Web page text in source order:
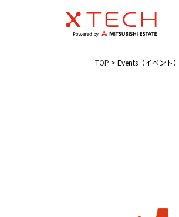
TOP > Events（イベント）